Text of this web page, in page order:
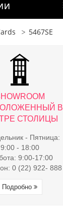
5467SE
В
СТОЛИЦЫ
- Пятница:
9:00 - 18:00
9:00-17:00
0 (22) 922- 888
Подробно